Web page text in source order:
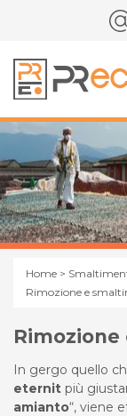
Home >
Rimozione e
In gergo quello
eternit più
amianto“, viene